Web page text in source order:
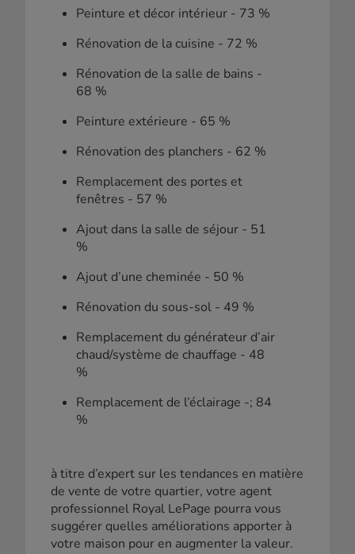
Peinture et décor intérieur - 73 %
Rénovation de la cuisine - 72 %
Rénovation de la salle de bains -
68 %
Peinture extérieure - 65 %
Rénovation des planchers - 62 %
Remplacement des portes et
fenêtres - 57 %
Ajout dans la salle de séjour - 51
%
Ajout d’une cheminée - 50 %
Rénovation du sous-sol - 49 %
Remplacement du générateur d’air
chaud/système de chauffage - 48
%
Remplacement de l’éclairage -; 84
%
à titre d’expert sur les tendances en matière
de vente de votre quartier, votre agent
professionnel Royal LePage pourra vous
suggérer quelles améliorations apporter à
votre maison pour en augmenter la valeur.